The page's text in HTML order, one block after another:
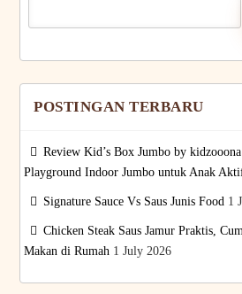
POSTINGAN TERBARU
Review Kid’s Box Jumbo by
Playground Indoor Jumbo untuk Anak
Signature Sauce Vs Saus Junis Food 1
Chicken Steak Saus Jamur Praktis,
Makan di Rumah 1 July 2026